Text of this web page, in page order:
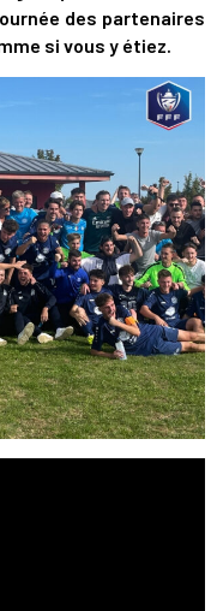
des partenaires
si vous y étiez.